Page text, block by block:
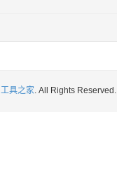
工具之家. All Rights Reserved.